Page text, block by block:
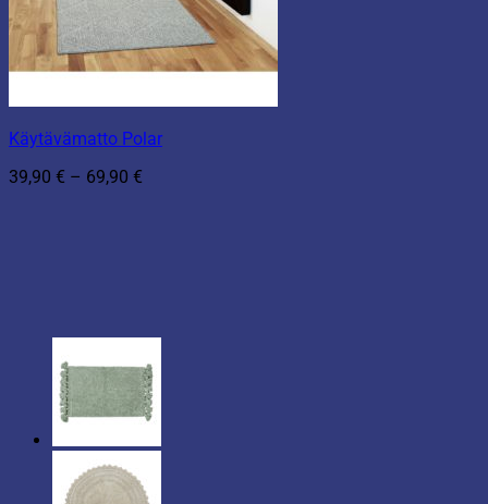
Käytävämatto Polar
39,90 € – 69,90 €